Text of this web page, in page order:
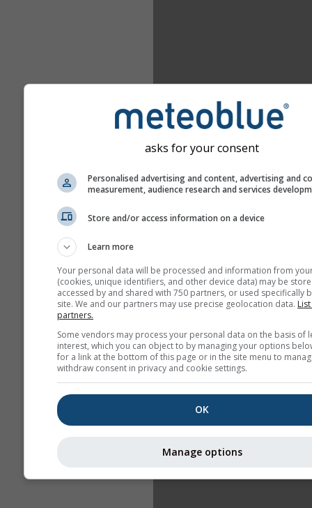
asks for your consent
Personalised advertising and content, advertising and
measurement, audience research and services
Store and/or access information on a device
Learn more
Your personal data will be processed and information from
(cookies, unique identifiers, and other device data) may be
accessed by and shared with 750 partners, or used specifically
site. We and our partners may use precise geolocation data.
partners.
Some vendors may process your personal data on the basis of
interest, which you can object to by managing your options
for a link at the bottom of this page or in the site menu to
withdraw consent in privacy and cookie settings.
OK
Manage options